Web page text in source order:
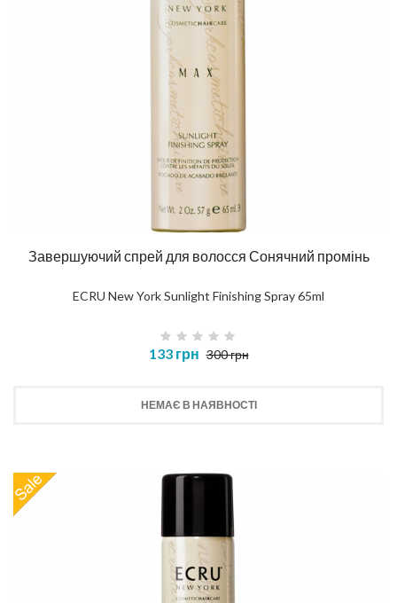
Завершуючий спрей для волосся Сонячний промінь
ECRU New York Sunlight Finishing Spray 65ml
133 грн 300 грн
НЕМАЄ В НАЯВНОСТІ